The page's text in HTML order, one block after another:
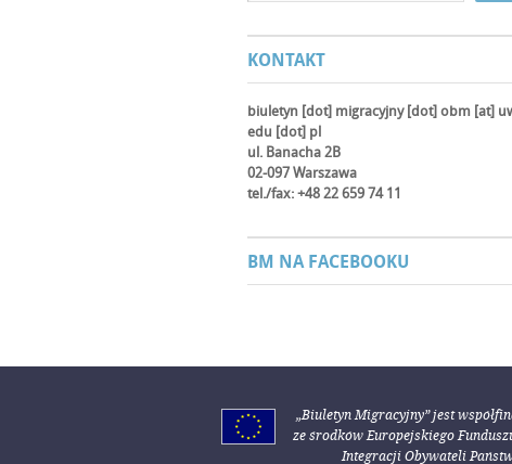
KONTAKT
biuletyn [dot] migracyjny [dot] obm [at]
edu [dot] pl
ul. Banacha 2B
02-097 Warszawa
tel./fax: +48 22 659 74 11
BM NA FACEBOOKU
„Biuletyn Migracyjny” jest
ze środków Europejskiego
Integracji Obywateli